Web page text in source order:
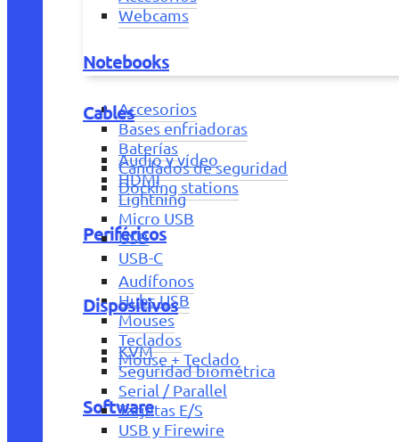
Webcams
Notebooks
Accesorios
Bases enfriadoras
Baterías
Candados de seguridad
Docking stations
Periféricos
Audífonos
Hubs USB
Mouses
Teclados
Mouse + Teclado
Software
Cables
Audio y vídeo
HDMI
Lightning
Micro USB
USB
USB-C
Dispositivos
KVM
Seguridad biométrica
Serial / Parallel
Tarjetas E/S
USB y Firewire